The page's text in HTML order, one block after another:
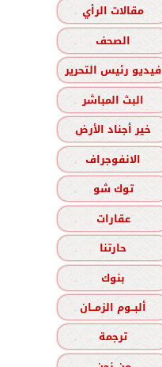
مقالات الرأي
الصحف
فيديو رئيس التحرير
البث المباشر
خير أجناد الأرض
الانفوجراف
توك شو
عقارات
حارتنا
بنوك
ألبــوم الزمــان
ترجمة